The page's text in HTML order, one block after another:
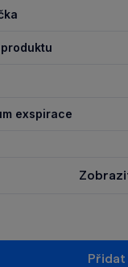
exspirace
Přidat